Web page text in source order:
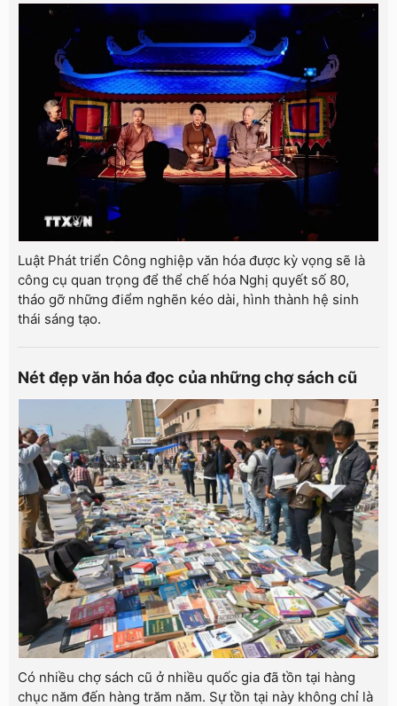
Luật Phát triển Công nghiệp văn hóa được kỳ vọng sẽ là
công cụ quan trọng để thể chế hóa Nghị quyết số 80,
tháo gỡ những điểm nghẽn kéo dài, hình thành hệ sinh
thái sáng tạo.
Nét đẹp văn hóa đọc của những chợ sách cũ
Có nhiều chợ sách cũ ở nhiều quốc gia đã tồn tại hàng
chục năm đến hàng trăm năm. Sự tồn tại này không chỉ là